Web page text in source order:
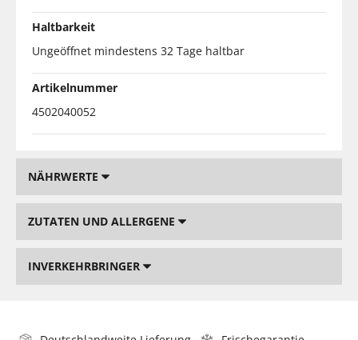
Haltbarkeit
Ungeöffnet mindestens 32 Tage haltbar
Artikelnummer
4502040052
NÄHRWERTE
ZUTATEN UND ALLERGENE
INVERKEHRBRINGER